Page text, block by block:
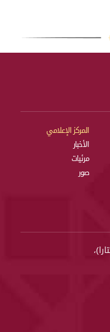
المركز الإعلامي
الأخبار
مرئيات
صور